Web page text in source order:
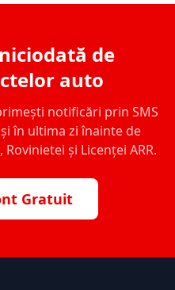
de
auto
notificări prin SMS
în ultima zi înainte de
și Licenței ARR.
Gratuit